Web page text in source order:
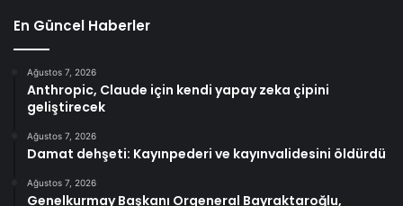
En Güncel Haberler
Ağustos 7, 2026
Anthropic, Claude için kendi yapay zeka çipini
geliştirecek
Ağustos 7, 2026
Damat dehşeti: Kayınpederi ve kayınvalidesini öldürdü
Ağustos 7, 2026
Genelkurmay Başkanı Orgeneral Bayraktaroğlu,